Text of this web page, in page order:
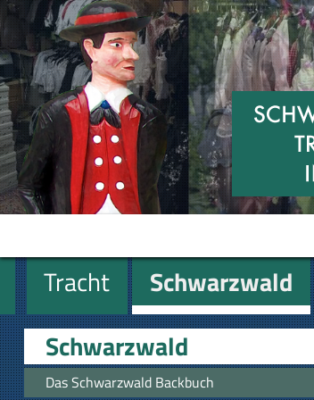
Tracht Schwarzwald
Miniaturen
Geschenke
Schwarzwald
Das Schwarzwald Backbuch